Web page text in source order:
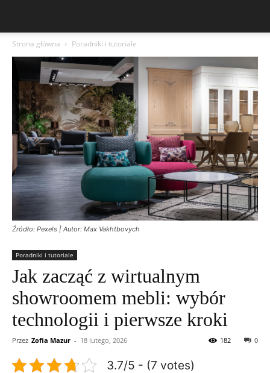
Strona główna Poradniki i tutoriale
Źródło: Pexels | Autor: Max Vakhtbovych
Poradniki i tutoriale
Jak zacząć z wirtualnym
showroomem mebli: wybór
technologii i pierwsze kroki
Przez Zofia Mazur - 18 lutego, 2026 0
182
3.7/5 - (7 votes)